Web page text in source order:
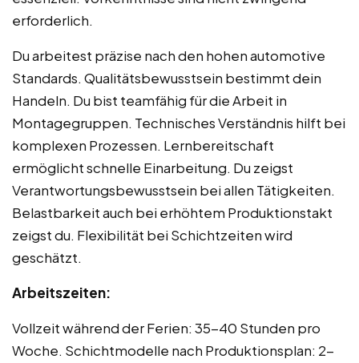
erforderlich.
Du arbeitest präzise nach den hohen automotive
Standards. Qualitätsbewusstsein bestimmt dein
Handeln. Du bist teamfähig für die Arbeit in
Montagegruppen. Technisches Verständnis hilft bei
komplexen Prozessen. Lernbereitschaft
ermöglicht schnelle Einarbeitung. Du zeigst
Verantwortungsbewusstsein bei allen Tätigkeiten.
Belastbarkeit auch bei erhöhtem Produktionstakt
zeigst du. Flexibilität bei Schichtzeiten wird
geschätzt.
Arbeitszeiten:
Vollzeit während der Ferien: 35-40 Stunden pro
Woche. Schichtmodelle nach Produktionsplan: 2-